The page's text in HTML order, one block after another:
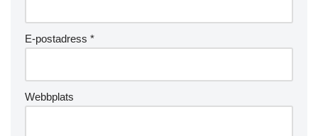
E-postadress *
Webbplats